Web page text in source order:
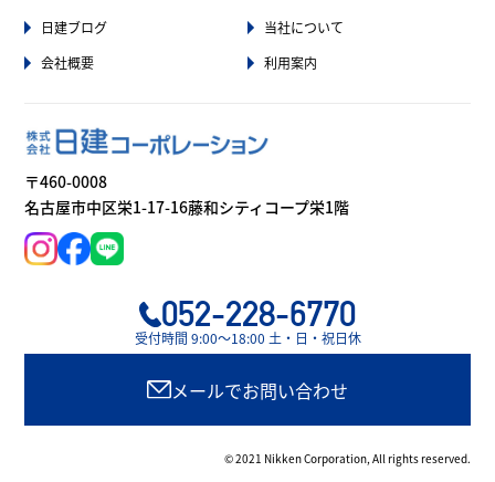
日建ブログ
当社について
会社概要
利用案内
〒460-0008
名古屋市中区栄1-17-16藤和シティコープ栄1階
052-228-6770
受付時間 9:00〜18:00 土・日・祝日休
メールでお問い合わせ
© 2021 Nikken Corporation, All rights reserved.